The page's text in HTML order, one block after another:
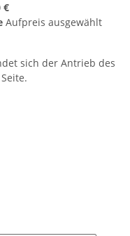
€
Aufpreis ausgewählt
sich der Antrieb des